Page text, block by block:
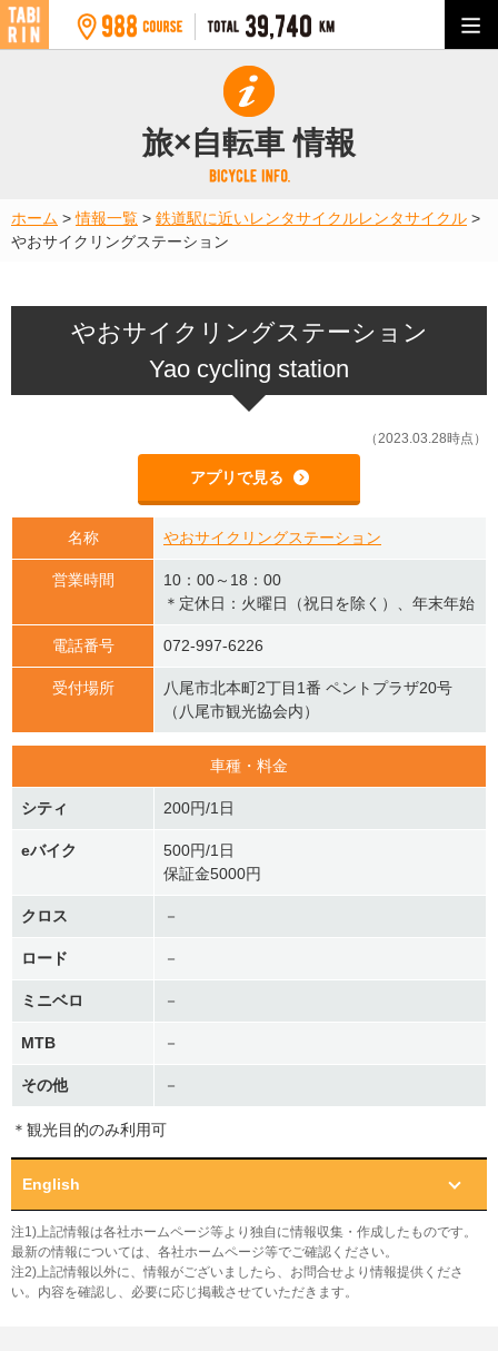
旅×自転車 情報
ホーム >情報一覧 > 鉄道駅に近いレンタサイクルレンタサイクル >
やおサイクリングステーション
やおサイクリングステーション
Yao cycling station
（2023.03.28時点）
アプリで見る
名称 やおサイクリングステーション
営業時間
10：00～18：00
＊定休日：火曜日（祝日を除く）、年末年始
電話番号 072-997-6226
受付場所
八尾市北本町2丁目1番 ペントプラザ20号
（八尾市観光協会内）
車種・料金
シティ 200円/1日
eバイク
500円/1日
保証金5000円
クロス －
ロード －
ミニベロ －
MTB －
その他 －
＊観光目的のみ利用可
English
注1)上記情報は各社ホームページ等より独自に情報収集・作成したものです。
最新の情報については、各社ホームページ等でご確認ください。
注2)上記情報以外に、情報がございましたら、お問合せより情報提供くださ
い。内容を確認し、必要に応じ掲載させていただきます。